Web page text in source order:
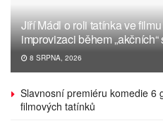
Jiří Mádl o roli tatínka ve
improvizaci během „akčních“
8 SRPNA, 2026
Slavnosní premiéru komedie 6
filmových tatínků